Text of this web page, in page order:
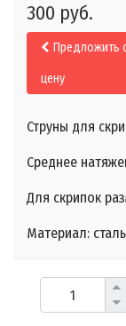
300 руб.
Предложить
цену
Струны для
Среднее
Для скрипок
Материал: